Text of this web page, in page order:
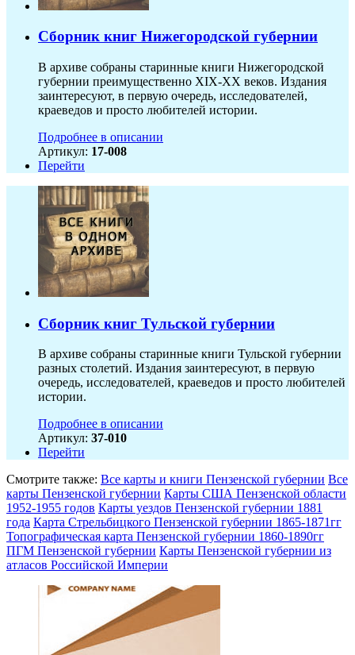
Сборник книг Нижегородской губернии
В архиве собраны старинные книги Нижегородской
губернии преимущественно XIX-ХХ веков. Издания
заинтересуют, в первую очередь, исследователей,
краеведов и просто любителей истории.
Подробнее в описании
Артикул: 17-008
Перейти
Сборник книг Тульской губернии
В архиве собраны старинные книги Тульской губернии
разных столетий. Издания заинтересуют, в первую
очередь, исследователей, краеведов и просто любителей
истории.
Подробнее в описании
Артикул: 37-010
Перейти
Смотрите также: Все карты и книги Пензенской губернии Все
карты Пензенской губернии Карты США Пензенской области
1952-1955 годов Карты уездов Пензенской губернии 1881
года Карта Стрельбицкого Пензенской губернии 1865-1871гг
Топографическая карта Пензенской губернии 1860-1890гг
ПГМ Пензенской губернии Карты Пензенской губернии из
атласов Российской Империи